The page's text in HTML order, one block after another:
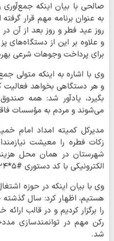
صالحی با بیان اینکه
روز عید فطر و روز بعد از آن
و علاوه بر این از دستگاه‌های
برای پرداخت وجوهات شرعی
وی با اشاره به اینکه متولی
و هر دستگاهی بخواهد فعالیت
بگیرد، یادآور شد: همه
می‌شوند و مردم به مؤسسات
مدیرکل کمیته امداد امام
زکات فطره را معیشت
شهرستان در همان محل
الکترونیکی با کد دستوری #۵*۰۲۴*۸۸۷۷* امکان‌پذیر است.
وی با بیان اینکه در حوزه
را برگزار کردیم و در قالب
رکن مهم در توانمندسازی
شد.